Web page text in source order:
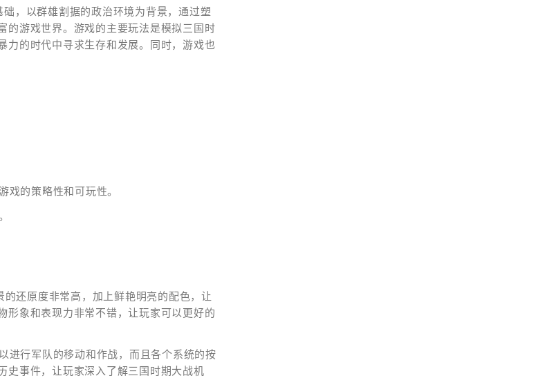
，以群雄割据的政治环境为背景，通过塑
的游戏世界。游戏的主要玩法是模拟三国时
力的时代中寻求生存和发展。同时，游戏也
戏的策略性和可玩性。
还原度非常高，加上鲜艳明亮的配色，让
形象和表现力非常不错，让玩家可以更好的
进行军队的移动和作战，而且各个系统的按
史事件，让玩家深入了解三国时期大战机